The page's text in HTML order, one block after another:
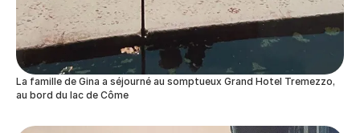
La famille de Gina a séjourné au somptueux Grand Hotel Tremezzo,
au bord du lac de Côme